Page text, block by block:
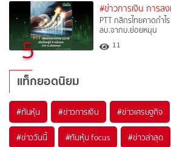
5
#ข่าวการเงิน การล
PTT กสิกรไทยคาดกำ
ลบ.จากบ.ย่อยหนุน
11
แท็กยอดนิยม
#ทันหุ้น #ข่าวการเงิน #ข่าวเศรษฐกิจ
#ข่าววันนี้ #ทันหุ้น focus #ข่าวล่าสุด